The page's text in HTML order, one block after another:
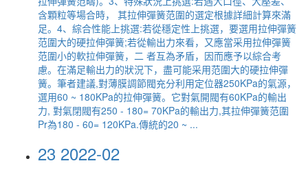
含顆粒等場合時， 其拉伸彈簧范圍的選定根據詳細計算來滿
足。4、綜合性能上挑選:若從穩定性上挑選，要選用拉伸彈簧
范圍大的硬拉伸彈簧;若從輸出力來看，又應當采用拉伸彈簧
范圍小的軟拉伸彈簧，二 者互為矛盾，因而應予以綜合考
慮。在滿足輸出力的狀況下，盡可能采用范圍大的硬拉伸彈
簧。筆者建議,對薄膜調節閥充分利用定位器250KPa的氣源，
選用60 ~ 180KPa的拉伸彈簧。它對氣開閥有60KPa的輸出
力, 對氣閉閥有250 - 180= 70KPa的輸出力,其拉伸彈簧范圍
Pr為180 - 60= 120KPa.傳統的20 ~ ...
23 2022-02